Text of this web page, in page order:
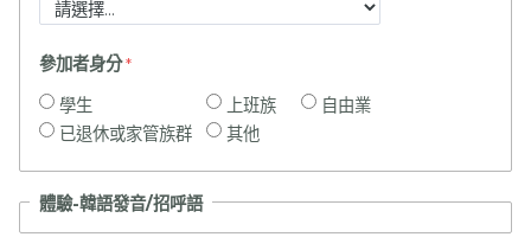
參加者身分
學生
上班族
自由業
已退休或家管族群
其他
體驗-韓語發音/招呼語